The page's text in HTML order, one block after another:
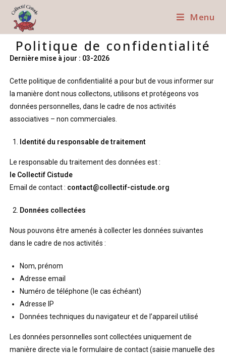
Menu
Politique de confidentialité
Dernière mise à jour : 03-2026
Cette politique de confidentialité a pour but de vous informer sur
la manière dont nous collectons, utilisons et protégeons vos
données personnelles, dans le cadre de nos activités
associatives – non commerciales.
Identité du responsable de traitement
Le responsable du traitement des données est :
le Collectif Cistude
Email de contact : contact@collectif-cistude.org
Données collectées
Nous pouvons être amenés à collecter les données suivantes
dans le cadre de nos activités :
Nom, prénom
Adresse email
Numéro de téléphone (le cas échéant)
Adresse IP
Données techniques du navigateur et de l’appareil utilisé
Les données personnelles sont collectées uniquement de
manière directe via le formulaire de contact (saisie manuelle des